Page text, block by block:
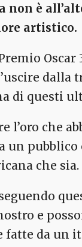
non è
artistico.
dalla
di questi
l’oro che
un
che sia.
e
fatte da un